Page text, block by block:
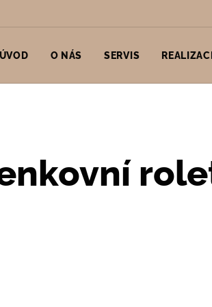
ÚVOD O NÁS SERVIS